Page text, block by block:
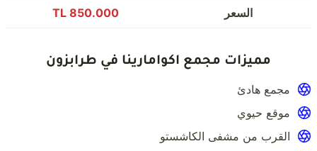
السعر 850.000 TL
مميزات مجمع اكوامارينا في طرابزون
مجمع هادئ
موقع حيوي
القرب من مشفى الكاشستو